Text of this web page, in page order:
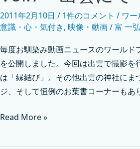
2011年2月10日 / 1件のコメント / ワ
意識・心・気付き, 映像・動画/富 一弘
毎度お馴染み動画ニュースのワールド
を公開しました。今回は出雲で撮影を
は「縁結び」。その他出雲の神社にま
ジ、そして恒例のお葉書コーナーもあ
Read More »